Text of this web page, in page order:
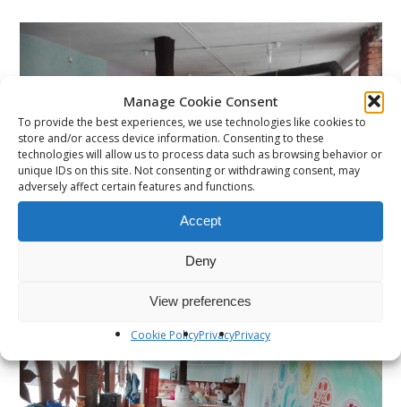
Manage Cookie Consent
To provide the best experiences, we use technologies like cookies to
store and/or access device information. Consenting to these
technologies will allow us to process data such as browsing behavior or
unique IDs on this site. Not consenting or withdrawing consent, may
adversely affect certain features and functions.
Accept
Deny
View preferences
Cookie PolicyPrivacyPrivacy